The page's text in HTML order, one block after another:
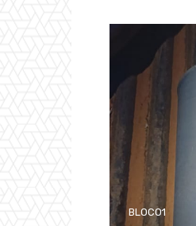
BLOCO1